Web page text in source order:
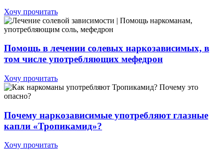
Хочу прочитать
Помощь в лечении солевых наркозависимых, в
том числе употребляющих мефедрон
Хочу прочитать
Почему наркозависимые употребляют глазные
капли «Тропикамид»?
Хочу прочитать